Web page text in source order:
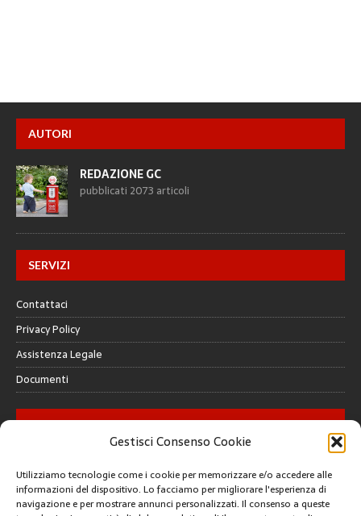
Gestisci Consenso Cookie
Utilizziamo tecnologie come i cookie per memorizzare e/o accedere alle
informazioni del dispositivo. Lo facciamo per migliorare l'esperienza di
navigazione e per mostrare annunci personalizzati. Il consenso a queste
AUTORI
REDAZIONE GC
pubblicati 2073 articoli
SERVIZI
Contattaci
Privacy Policy
Assistenza Legale
Documenti
GALLERY